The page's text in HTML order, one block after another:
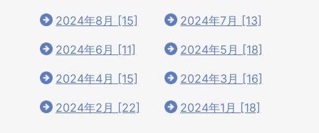
2024年8月 [15] 2024年7月 [13]
2024年6月 [11] 2024年5月 [18]
2024年4月 [15] 2024年3月 [16]
2024年2月 [22] 2024年1月 [18]